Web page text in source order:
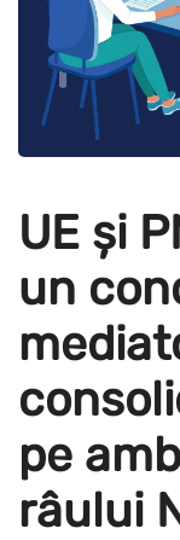
UE și
un
pe
râului